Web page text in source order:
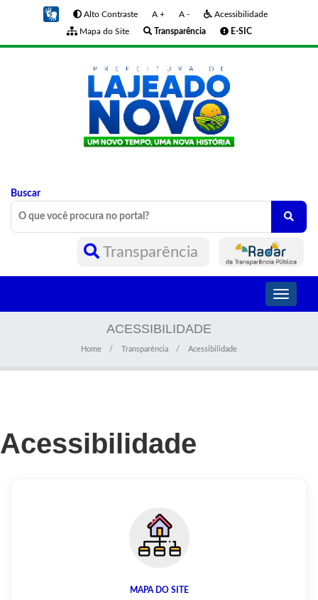
Alto Contraste A + A -
Acessibilidade
Mapa do Site
Transparência E-SIC
Buscar
Transparência
Toggle
ACESSIBILIDADE
Home Transparência Acessibilidade
Acessibilidade
MAPA DO SITE